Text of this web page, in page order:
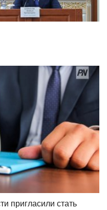
пригласили стать